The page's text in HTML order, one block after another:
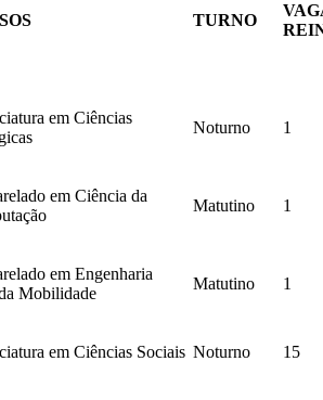
TURNO
em Ciências
Noturno 1
em Ciência da
Matutino 1
em Engenharia
Mobilidade
Matutino 1
em Ciências Sociais Noturno 15